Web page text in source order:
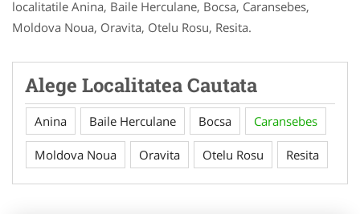
localitatile Anina, Baile Herculane, Bocsa, Caransebes,
Moldova Noua, Oravita, Otelu Rosu, Resita.
Alege Localitatea Cautata
Anina Baile Herculane Bocsa Caransebes
Moldova Noua Oravita Otelu Rosu Resita